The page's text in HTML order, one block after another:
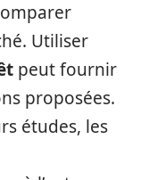
Utiliser
peut fournir
proposées.
études, les